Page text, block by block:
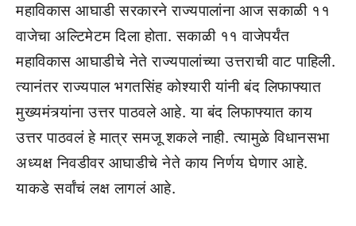
महाविकास आघाडी सरकारने राज्यपालांना आज सकाळी ११
वाजेचा अल्टिमेटम दिला होता. सकाळी ११ वाजेपर्यंत
महाविकास आघाडीचे नेते राज्यपालांच्या उत्तराची वाट पाहिली.
त्यानंतर राज्यपाल भगतसिंह कोश्यारी यांनी बंद लिफाफ्यात
मुख्यमंत्र्यांना उत्तर पाठवले आहे. या बंद लिफाफ्यात काय
उत्तर पाठवलं हे मात्र समजू शकले नाही. त्यामुळे विधानसभा
अध्यक्ष निवडीवर आघाडीचे नेते काय निर्णय घेणार आहे.
याकडे सर्वांचं लक्ष लागलं आहे.